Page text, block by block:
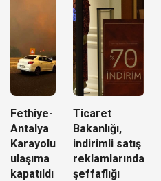
Fethiye-
Antalya
Karayolu
ulaşıma
kapatıldı
Ticaret
Bakanlığı,
indirimli satış
reklamlarında
şeffaflığı